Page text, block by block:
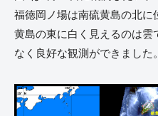
福徳岡ノ場は南硫黄島の北
黄島の東に白く見えるのは
なく良好な観測ができました。